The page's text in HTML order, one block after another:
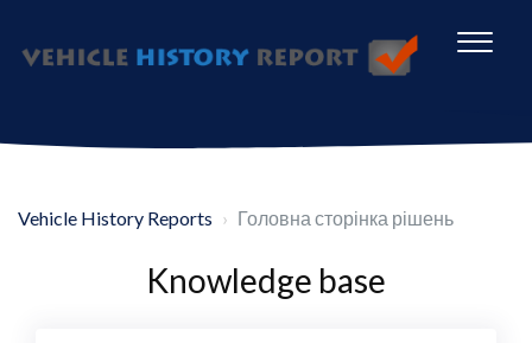
Vehicle History Reports Головна сторінка рішень
Knowledge base